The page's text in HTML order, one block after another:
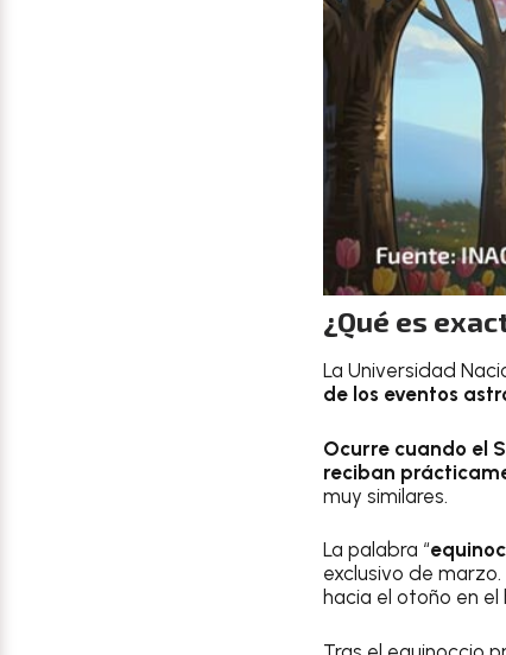
¿Qué es
La Universidad
de los eventos
Ocurre cuando el
reciban
muy similares.
La palabra “
exclusivo de
hacia el otoño en